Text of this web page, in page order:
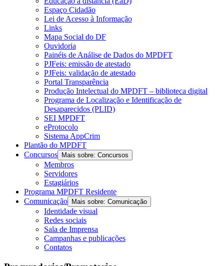
Espaço Cidadão
Lei de Acesso à Informação
Links
Mapa Social do DF
Ouvidoria
Painéis de Análise de Dados do MPDFT
PJFeis: emissão de atestado
PJFeis: validação de atestado
Portal Transparência
Produção Intelectual do MPDFT – biblioteca digital
Programa de Localização e Identificação de
Desaparecidos (PLID)
SEI MPDFT
eProtocolo
Sistema AppCrim
Plantão do MPDFT
Concursos
Mais sobre: Concursos
Membros
Servidores
Estagiários
Programa MPDFT Residente
Comunicação
Mais sobre: Comunicação
Identidade visual
Redes sociais
Sala de Imprensa
Campanhas e publicações
Contatos